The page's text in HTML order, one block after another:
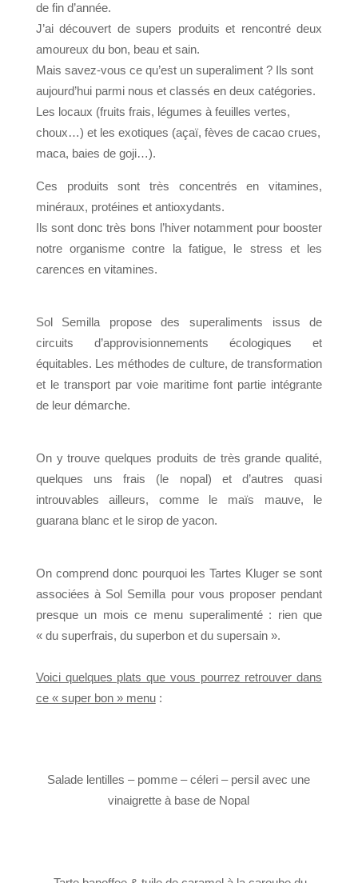
de fin d’année.
J’ai découvert de supers produits et rencontré deux
amoureux du bon, beau et sain.
Mais savez-vous ce qu’est un superaliment ? Ils sont
aujourd’hui parmi nous et classés en deux catégories.
Les locaux (fruits frais, légumes à feuilles vertes,
choux…) et les exotiques (açaï, fèves de cacao crues,
maca, baies de goji…).
Ces produits sont très concentrés en vitamines,
minéraux, protéines et antioxydants.
Ils sont donc très bons l’hiver notamment pour booster
notre organisme contre la fatigue, le stress et les
carences en vitamines.
Sol Semilla propose des superaliments issus de
circuits d’approvisionnements écologiques et
équitables. Les méthodes de culture, de transformation
et le transport par voie maritime font partie intégrante
de leur démarche.
On y trouve quelques produits de très grande qualité,
quelques uns frais (le nopal) et d’autres quasi
introuvables ailleurs, comme le maïs mauve, le
guarana blanc et le sirop de yacon.
On comprend donc pourquoi les Tartes Kluger se sont
associées à Sol Semilla pour vous proposer pendant
presque un mois ce menu superalimenté : rien que
« du superfrais, du superbon et du supersain ».
Voici quelques plats que vous pourrez retrouver dans
ce « super bon » menu:
Salade lentilles – pomme – céleri – persil avec une
vinaigrette à base de Nopal